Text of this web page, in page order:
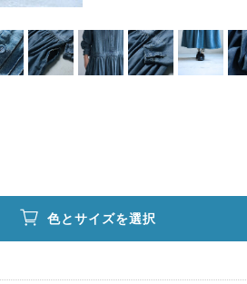
色とサイズを選択